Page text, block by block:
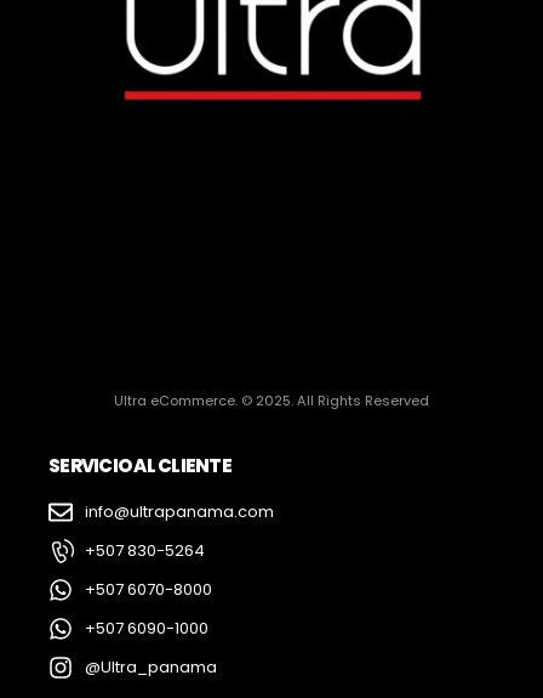
Ultra eCommerce. © 2025. All Rights Reserved
SERVICIO AL CLIENTE
info@ultrapanama.com
+507 830-5264
+507 6070-8000
+507 6090-1000
@Ultra_panama